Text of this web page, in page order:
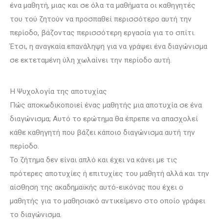
ένα μαθητή, μιας και σε όλα τα μαθήματα οι καθηγητές
του τού ζητούν να προσπαθεί περισσότερο αυτή την
περίοδο, βάζοντας περισσότερη εργασία για το σπίτι.
Έτσι, η ανα­γκαία επανάληψη για να γράψει ένα διαγώνισμα
σε εκτεταμένη ύλη χωλαίνει την περίοδο αυτή.
Η Ψυχολογία της αποτυχίας
Πώς αποκωδικοποιεί ένας μαθητής μια αποτυχία σε ένα
διαγώνισμα; Αυτό το ερώτημα θα έπρεπε να απασχολεί
κάθε καθηγητή που βάζει κάποιο διαγώνισμα αυτή την
περίοδο.
Το ζήτημα δεν είναι απλό και έχει να κάνει με τις
πρότερες αποτυχίες ή επι­τυχίες του μαθητή αλλά και την
αίσθηση της ακαδημαϊκής αυτό-εικόνας που έχει ο
μαθητής για το μαθησιακό αντικείμενο στο οποίο γράφει
το διαγώνισμα.